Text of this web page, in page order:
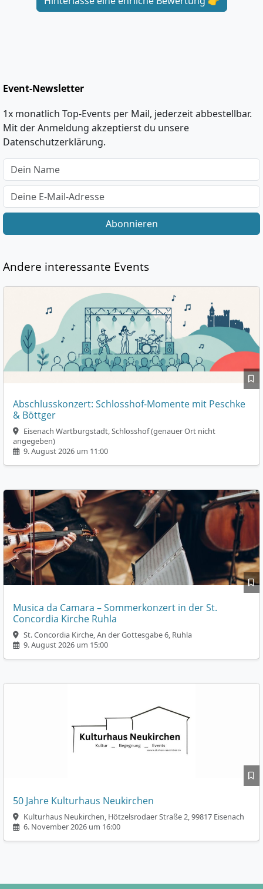
Event-Newsletter
1x monatlich Top-Events per Mail, jederzeit abbestellbar.
Mit der Anmeldung akzeptierst du unsere
Datenschutzerklärung.
Abonnieren
Andere interessante Events
Abschlusskonzert: Schlosshof-Momente mit Peschke
& Böttger
Eisenach Wartburgstadt, Schlosshof (genauer Ort nicht
angegeben)
9. August 2026 um 11:00
Musica da Camara – Sommerkonzert in der St.
Concordia Kirche Ruhla
St. Concordia Kirche, An der Gottesgabe 6, Ruhla
9. August 2026 um 15:00
50 Jahre Kulturhaus Neukirchen
Kulturhaus Neukirchen, Hötzelsrodaer Straße 2, 99817 Eisenach
6. November 2026 um 16:00